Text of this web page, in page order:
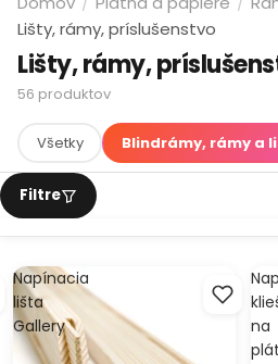
Lišty, rámy, príslušenstvo
Lišty, rámy,
56 produktov
Všetky Blindrámy, rámy a
Napínacia
lišta
Gallery
na